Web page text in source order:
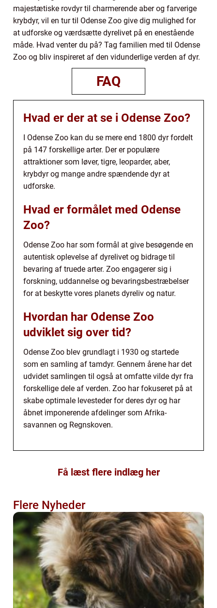
majestætiske rovdyr til charmerende aber og farverige
krybdyr, vil en tur til Odense Zoo give dig mulighed for
at udforske og værdsætte dyrelivet på en enestående
måde. Hvad venter du på? Tag familien med til Odense
Zoo og bliv inspireret af den vidunderlige verden af dyr.
FAQ
Hvad er der at se i Odense Zoo?
I Odense Zoo kan du se mere end 1800 dyr fordelt
på 147 forskellige arter. Der er populære
attraktioner som løver, tigre, leoparder, aber,
krybdyr og mange andre spændende dyr at
udforske.
Hvad er formålet med Odense
Zoo?
Odense Zoo har som formål at give besøgende en
autentisk oplevelse af dyrelivet og bidrage til
bevaring af truede arter. Zoo engagerer sig i
forskning, uddannelse og bevaringsbestræbelser
for at beskytte vores planets dyreliv og natur.
Hvordan har Odense Zoo
udviklet sig over tid?
Odense Zoo blev grundlagt i 1930 og startede
som en samling af tamdyr. Gennem årene har det
udvidet samlingen til også at omfatte vilde dyr fra
forskellige dele af verden. Zoo har fokuseret på at
skabe optimale levesteder for deres dyr og har
åbnet imponerende afdelinger som Afrika-
savannen og Regnskoven.
Få læst flere indlæg her
Flere Nyheder